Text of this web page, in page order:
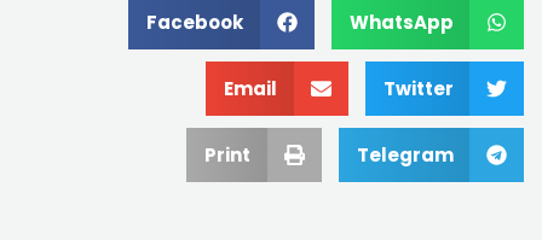
WhatsApp
Facebook
Twitter
Email
Telegram
Print